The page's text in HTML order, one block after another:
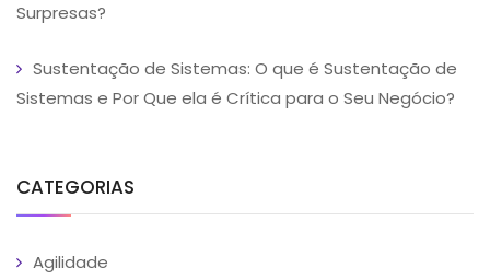
Surpresas?
Sustentação de Sistemas: O que é Sustentação de
Sistemas e Por Que ela é Crítica para o Seu Negócio?
CATEGORIAS
Agilidade